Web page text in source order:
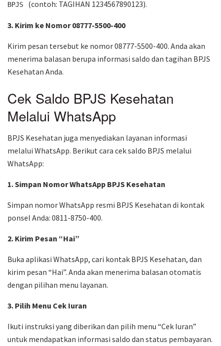
BPJS (contoh: TAGIHAN 1234567890123).
3. Kirim ke Nomor 08777-5500-400
Kirim pesan tersebut ke nomor 08777-5500-400. Anda akan
menerima balasan berupa informasi saldo dan tagihan BPJS
Kesehatan Anda.
Cek Saldo BPJS Kesehatan
Melalui WhatsApp
BPJS Kesehatan juga menyediakan layanan informasi
melalui WhatsApp. Berikut cara cek saldo BPJS melalui
WhatsApp:
1. Simpan Nomor WhatsApp BPJS Kesehatan
Simpan nomor WhatsApp resmi BPJS Kesehatan di kontak
ponsel Anda: 0811-8750-400.
2. Kirim Pesan “Hai”
Buka aplikasi WhatsApp, cari kontak BPJS Kesehatan, dan
kirim pesan “Hai”. Anda akan menerima balasan otomatis
dengan pilihan menu layanan.
3. Pilih Menu Cek Iuran
Ikuti instruksi yang diberikan dan pilih menu “Cek Iuran”
untuk mendapatkan informasi saldo dan status pembayaran.